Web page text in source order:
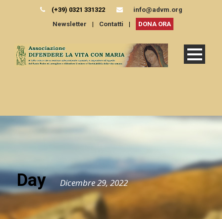
(+39) 0321 331322
info@advm.org
Newsletter
| Contatti | DONA ORA
Day Dicembre 29, 2022